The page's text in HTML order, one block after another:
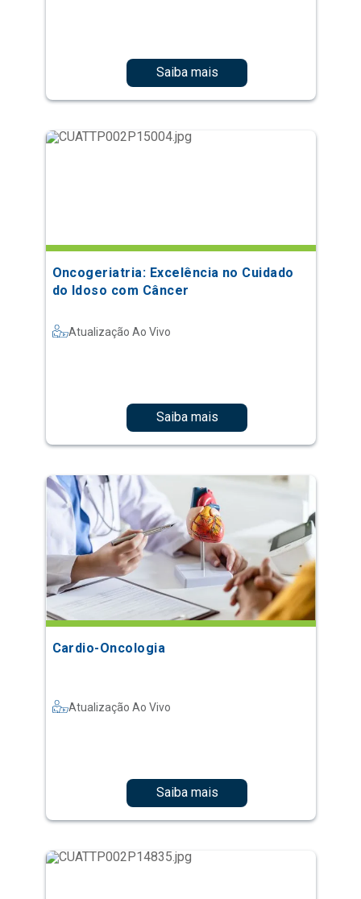
Saiba mais
Oncogeriatria: Excelência no Cuidado
do Idoso com Câncer
Atualização Ao Vivo
Saiba mais
Cardio-Oncologia
Atualização Ao Vivo
Saiba mais